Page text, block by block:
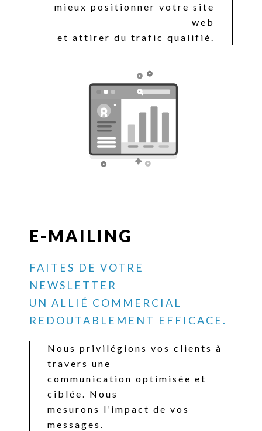
mieux positionner votre site
web
et attirer du trafic qualifié.
E-MAILING
FAITES DE VOTRE
NEWSLETTER
UN ALLIÉ COMMERCIAL
REDOUTABLEMENT EFFICACE.
Nous privilégions vos clients à
travers une
communication optimisée et
ciblée. Nous
mesurons l’impact de vos
messages.